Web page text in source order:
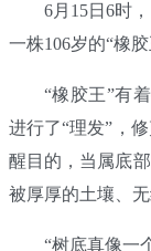
6月15日6时
一株106岁的“橡
“橡胶王”有
进行了“理发”，
醒目的，当属底
被厚厚的土壤、
“树底真像一